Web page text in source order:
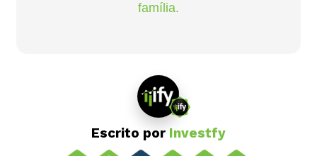
família.
Escrito por Investfy